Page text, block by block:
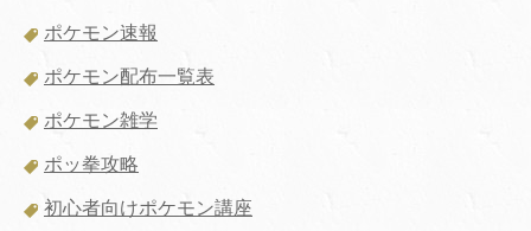
ポケモン速報
ポケモン配布一覧表
ポケモン雑学
ポッ拳攻略
初心者向けポケモン講座